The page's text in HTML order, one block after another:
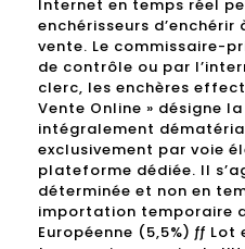
Internet en temps réel
enchérisseurs
vente. Le commissaire-
de contrôle ou par
clerc, les enchères
Vente Online » désigne
intégralement
exclusivement par voie
plateforme dédiée. Il
déterminée et non en
importation temporaire
Européenne (5,5%) ƒƒ